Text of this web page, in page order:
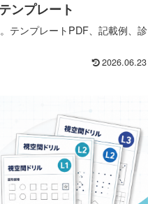
ンプレート
テンプレートPDF、記載例、診
2026.06.23